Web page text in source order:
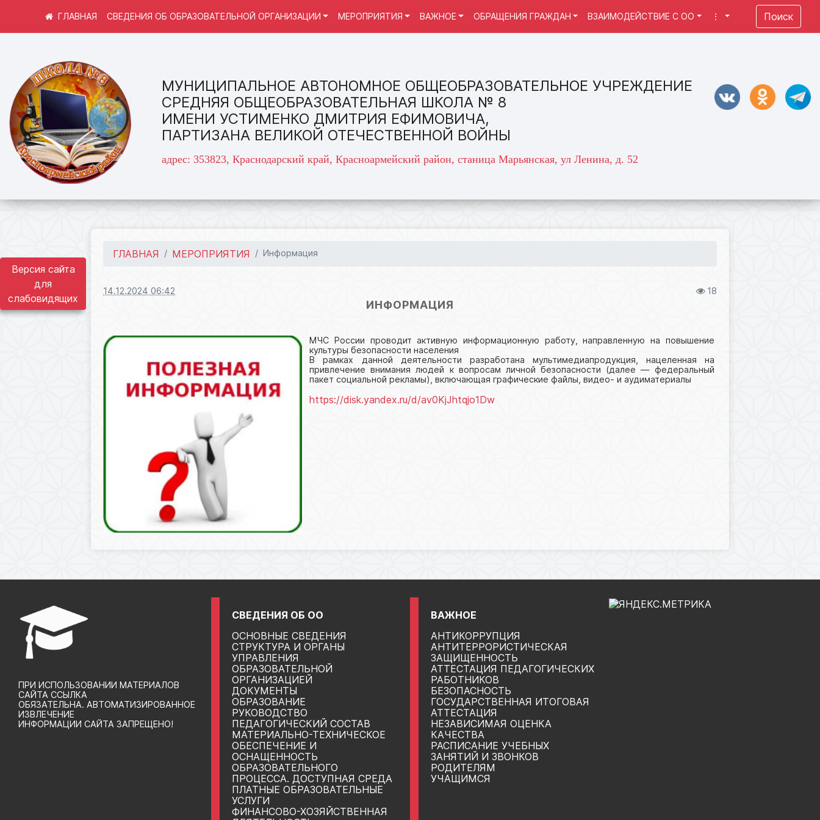
Версия сайта
для
слабовидящих
МУНИЦИПАЛЬНОЕ АВТОНОМНОЕ ОБЩЕОБРАЗОВАТЕЛЬНОЕ УЧРЕЖДЕНИЕ
СРЕДНЯЯ ОБЩЕОБРАЗОВАТЕЛЬНАЯ ШКОЛА № 8
ИМЕНИ УСТИМЕНКО ДМИТРИЯ ЕФИМОВИЧА,
ПАРТИЗАНА ВЕЛИКОЙ ОТЕЧЕСТВЕННОЙ ВОЙНЫ
адрес: 353823, Краснодарский край, Красноармейский район, станица Марьянская, ул Ленина, д. 52
СВЕДЕНИЯ ОБ ОБРАЗОВАТЕЛЬНОЙ ОРГАНИЗАЦИИ МЕРОПРИЯТИЯ ВАЖНОЕ ОБРАЩЕНИЯ ГРАЖДАН ВЗАИМОДЕЙСТВИЕ С ОО ⋮ Поиск
ГЛАВНАЯ МЕРОПРИЯТИЯ Информация
14.12.2024 06:42 18
ИНФОРМАЦИЯ
МЧС России проводит активную информационную работу, направленную на повышение
культуры безопасности населения
В рамках данной деятельности разработана мультимедиапродукция, нацеленная на
привлечение внимания людей к вопросам личной безопасности (далее — федеральный
пакет социальной рекламы), включающая графические файлы, видео- и аудиматериалы
https://disk.yandex.ru/d/av0KjJhtqjo1Dw
ПРИ ИСПОЛЬЗОВАНИИ МАТЕРИАЛОВ
САЙТА ССЫЛКА
ОБЯЗАТЕЛЬНА. АВТОМАТИЗИРОВАННОЕ
ИЗВЛЕЧЕНИЕ
ИНФОРМАЦИИ САЙТА ЗАПРЕЩЕНО!
СВЕДЕНИЯ ОБ ОО
ОСНОВНЫЕ СВЕДЕНИЯ
СТРУКТУРА И ОРГАНЫ
УПРАВЛЕНИЯ
ОБРАЗОВАТЕЛЬНОЙ
ОРГАНИЗАЦИЕЙ
ДОКУМЕНТЫ
ОБРАЗОВАНИЕ
РУКОВОДСТВО
ПЕДАГОГИЧЕСКИЙ СОСТАВ
МАТЕРИАЛЬНО-ТЕХНИЧЕСКОЕ
ОБЕСПЕЧЕНИЕ И
ОСНАЩЕННОСТЬ
ОБРАЗОВАТЕЛЬНОГО
ПРОЦЕССА. ДОСТУПНАЯ СРЕДА
ПЛАТНЫЕ ОБРАЗОВАТЕЛЬНЫЕ
УСЛУГИ
ФИНАНСОВО-ХОЗЯЙСТВЕННАЯ
ВАЖНОЕ
АНТИКОРРУПЦИЯ
АНТИТЕРРОРИСТИЧЕСКАЯ
ЗАЩИЩЕННОСТЬ
АТТЕСТАЦИЯ ПЕДАГОГИЧЕСКИХ
РАБОТНИКОВ
БЕЗОПАСНОСТЬ
ГОСУДАРСТВЕННАЯ ИТОГОВАЯ
АТТЕСТАЦИЯ
НЕЗАВИСИМАЯ ОЦЕНКА
КАЧЕСТВА
РАСПИСАНИЕ УЧЕБНЫХ
ЗАНЯТИЙ И ЗВОНКОВ
РОДИТЕЛЯМ
УЧАЩИМСЯ